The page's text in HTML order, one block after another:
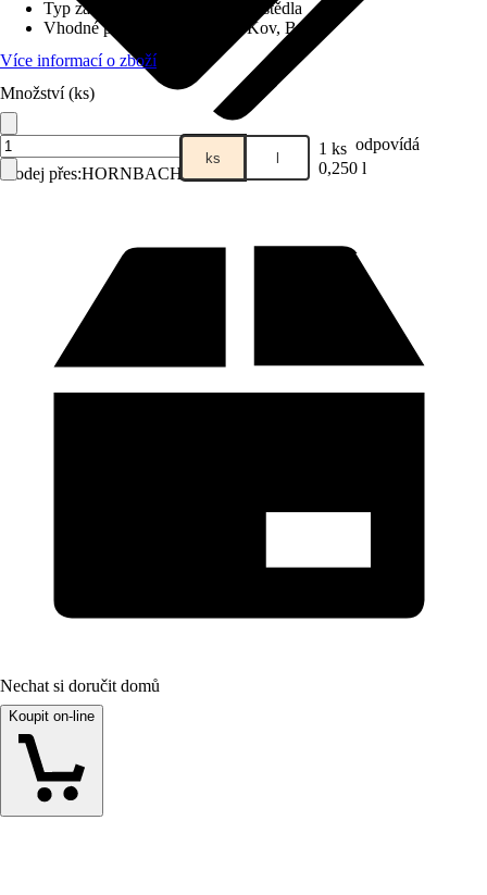
Prodej přes:HORNBACH
Typ základu
Obsahující rozpouštědla
Vhodné pro podklad
Dřevo, Kov, Beton
Více informací o zboží
Množství (ks)
ks l 1 ks odpovídá
0,250 l
Nechat si doručit domů
Koupit on-line